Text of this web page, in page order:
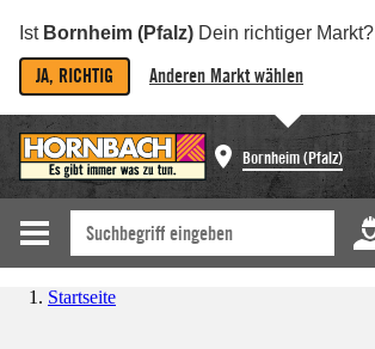
Ist Bornheim (Pfalz) Dein richtiger Markt?
JA, RICHTIG Anderen Markt wählen
Bornheim (Pfalz)
Startseite